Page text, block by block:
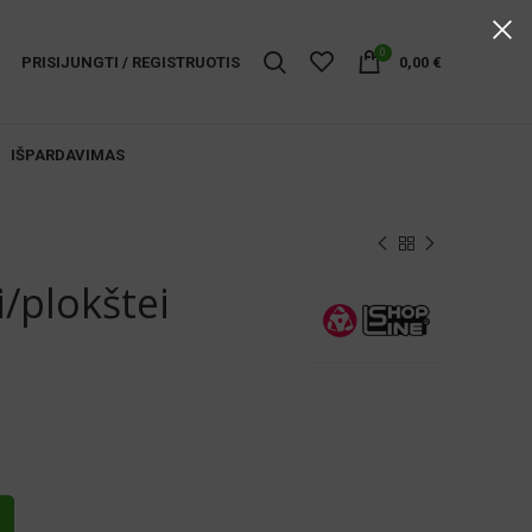
PRISIJUNGTI / REGISTRUOTIS
0
0,00 €
IŠPARDAVIMAS
plokštei